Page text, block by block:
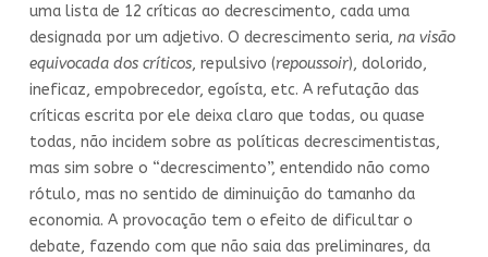
uma lista de 12 críticas ao decrescimento, cada uma
designada por um adjetivo. O decrescimento seria, na visão
equivocada dos críticos, repulsivo (repoussoir), dolorido,
ineficaz, empobrecedor, egoísta, etc. A refutação das
críticas escrita por ele deixa claro que todas, ou quase
todas, não incidem sobre as políticas decrescimentistas,
mas sim sobre o “decrescimento”, entendido não como
rótulo, mas no sentido de diminuição do tamanho da
economia. A provocação tem o efeito de dificultar o
debate, fazendo com que não saia das preliminares, da